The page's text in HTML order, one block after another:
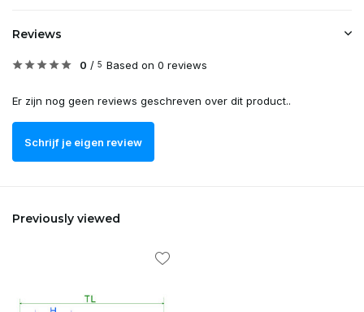
Reviews
0 / 5 Based on 0 reviews
Er zijn nog geen reviews geschreven over dit product..
Schrijf je eigen review
Previously viewed